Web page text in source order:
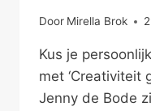
Door Mirella Brok
Kus je
met ‘Creativiteit
Jenny de Bode